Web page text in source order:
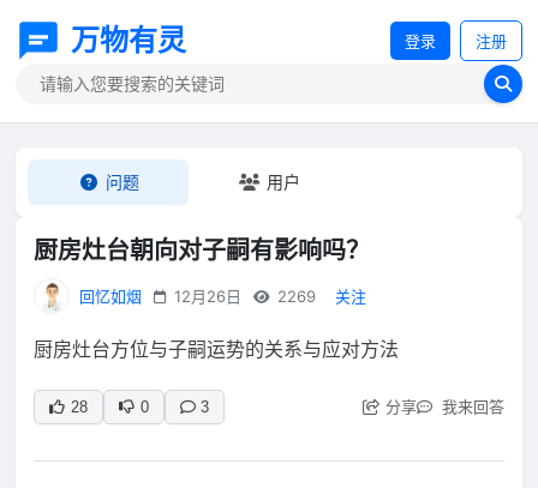
万物有灵 登录 注册
问题 用户
厨房灶台朝向对子嗣有影响吗？
回忆如烟 12月26日 2269 关注
厨房灶台方位与子嗣运势的关系与应对方法
28 0 3 分享 我来回答